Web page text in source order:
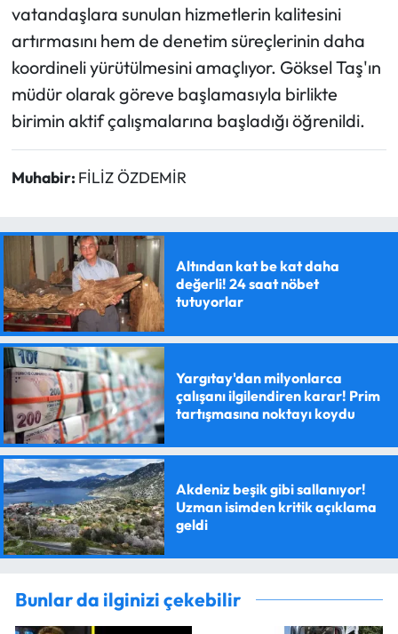
vatandaşlara sunulan hizmetlerin kalitesini
artırmasını hem de denetim süreçlerinin daha
koordineli yürütülmesini amaçlıyor. Göksel Taş'ın
müdür olarak göreve başlamasıyla birlikte
birimin aktif çalışmalarına başladığı öğrenildi.
Muhabir: FİLİZ ÖZDEMİR
Altından kat be kat daha
değerli! 24 saat nöbet
tutuyorlar
Yargıtay'dan milyonlarca
çalışanı ilgilendiren karar! Prim
tartışmasına noktayı koydu
Akdeniz beşik gibi sallanıyor!
Uzman isimden kritik açıklama
geldi
Bunlar da ilginizi çekebilir